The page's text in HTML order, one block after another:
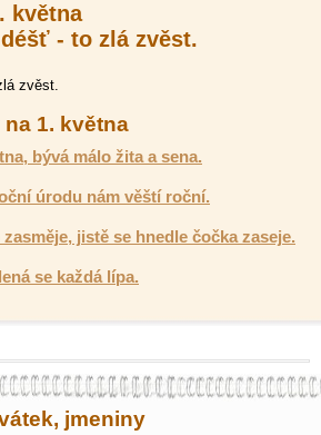
května
- to zlá zvěst.
zvěst.
1. května
bývá málo žita a sena.
úrodu nám věští roční.
jistě se hnedle čočka zaseje.
se každá lípa.
jmeniny